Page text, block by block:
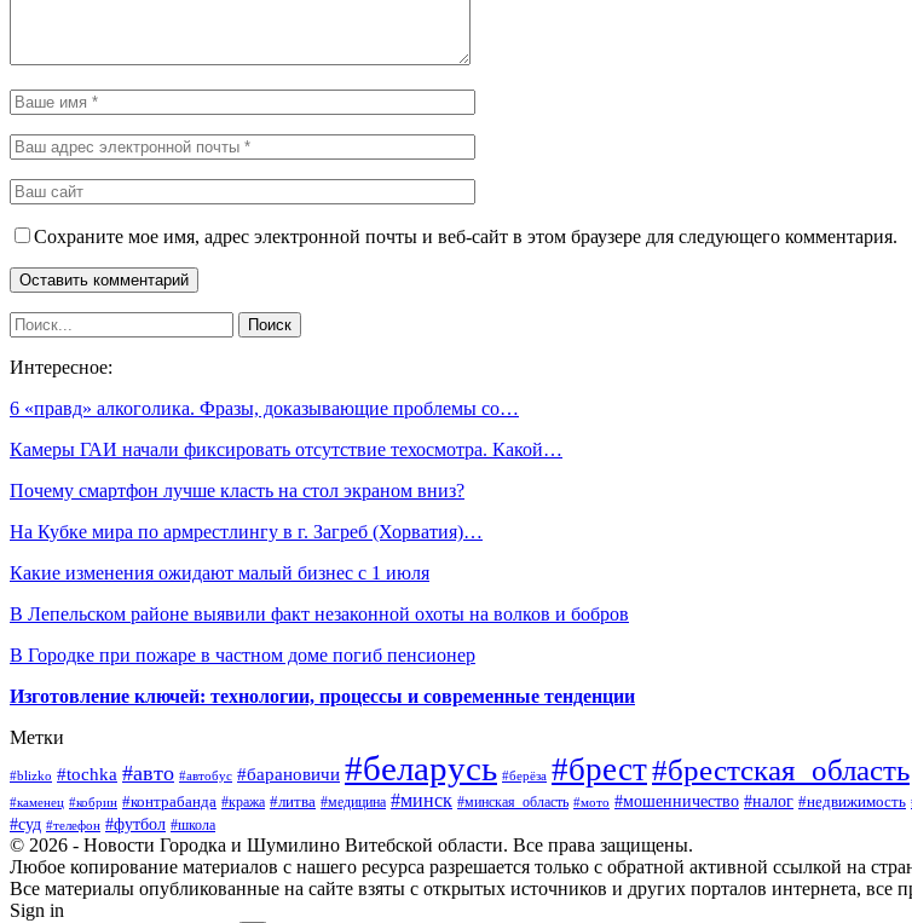
Сохраните мое имя, адрес электронной почты и веб-сайт в этом браузере для следующего комментария.
Интересное:
6 «правд» алкоголика. Фразы, доказывающие проблемы со…
Камеры ГАИ начали фиксировать отсутствие техосмотра. Какой…
Почему смартфон лучше класть на стол экраном вниз?
На Кубке мира по армрестлингу в г. Загреб (Хорватия)…
Какие изменения ожидают малый бизнес с 1 июля
В Лепельском районе выявили факт незаконной охоты на волков и бобров
В Городке при пожаре в частном доме погиб пенсионер
Изготовление ключей: технологии, процессы и современные тенденции
Метки
#blizko #tochka #авто #автобус #барановичи #беларусь #берёза #брест#брестская_область
#каменец #кобрин #контрабанда #кража #литва #медицина #минск #минская_область #мото #мошенничество #налог #недвижимость
#суд #телефон #футбол #школа
© 2026 - Новости Городка и Шумилино Витебской области. Все права защищены.
Любое копирование материалов с нашего ресурса разрешается только с обратной активной ссылкой на
Все материалы опубликованные на сайте взяты с открытых источников и других порталов интернета, все
Sign in